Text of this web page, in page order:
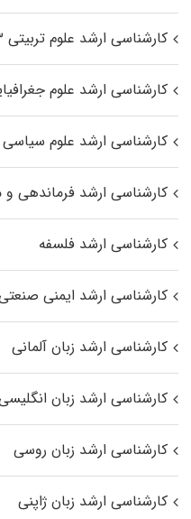
کارشناسی ارشد علوم تربیتی ۳
کارشناسی ارشد علوم
کارشناسی ارشد علوم سیاسی
کارشناسی ارشد فرماندهی
کارشناسی ارشد فلسفه
کارشناسی ارشد ایمنی
کارشناسی ارشد زبان آلمانی
کارشناسی ارشد زبان
کارشناسی ارشد زبان روسی
کارشناسی ارشد زبان ژاپنی